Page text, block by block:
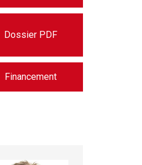
Dossier PDF
Financement